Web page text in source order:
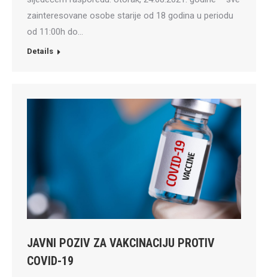
zainteresovane osobe starije od 18 godina u periodu
od 11:00h do…
Details
JAVNI POZIV ZA VAKCINACIJU PROTIV
COVID-19